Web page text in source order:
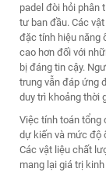
padel đòi hỏi phân
tư ban đầu. Các
đặc tính hiệu năng
cao hơn đối với
bị đáng tin cậy.
trung vẫn đáp ứng
duy trì khoảng thời
Việc tính toán tổng
dự kiến và mức độ
Các vật liệu chất
mang lại giá trị